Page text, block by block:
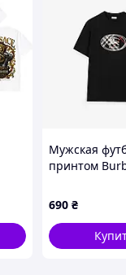
Мужская
принтом
690 ₴